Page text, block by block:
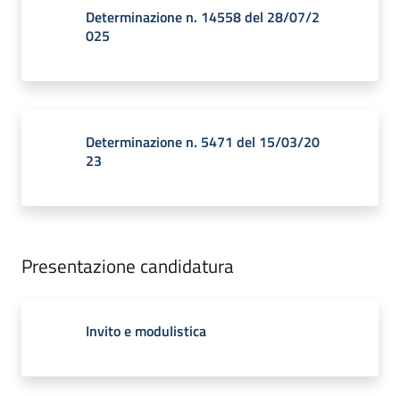
Determinazione n. 14558 del 28/07/2
025
Determinazione n. 5471 del 15/03/20
23
Presentazione candidatura
Invito e modulistica